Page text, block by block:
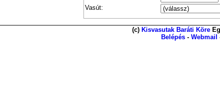
Vasút:
(c) Kisvasutak Baráti Köre
Belépés - Webmail